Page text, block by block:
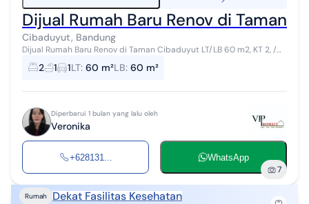
Dijual Rumah Baru Renov di Taman
Cibaduyut, Bandung
Dijual Rumah Baru Renov di Taman Cibaduyut LT/LB 60 m2, KT 2, /
KM 1 SHM air semisible listrik 2.200 watt carport, dack jemur
pakaian 2x3 meter H...
2 1 1LT: 60 m²LB: 60 m²
Diperbarui 1 bulan yang lalu oleh
Veronika
+628131... WhatsApp
7
Rumah Dekat Fasilitas Kesehatan